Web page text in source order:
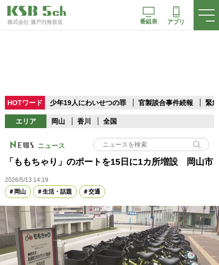
株式会社 瀬戸内海放送 番組表 アプリ
HOTワード 少年19人にわいせつの罪 官製談合事件続報 緊
エリア 岡山 香川 全国
ニュース
「ももちゃり」のポートを15日に1カ所増設 岡山市
2026/5/13 14:19
岡山
生活・話題 交通